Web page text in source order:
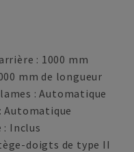
: 1000 mm
mm de longueur
: Automatique
Automatique
: Inclus
doigts de type II